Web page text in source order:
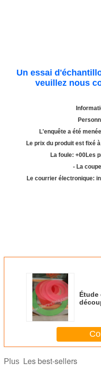
Un essai
veuillez nous
L'enquête a été
Le prix du produit est fixé
La foule: +00Les
- La
Le courrier électronique:
Étude
joints;
Plus Les best-sellers